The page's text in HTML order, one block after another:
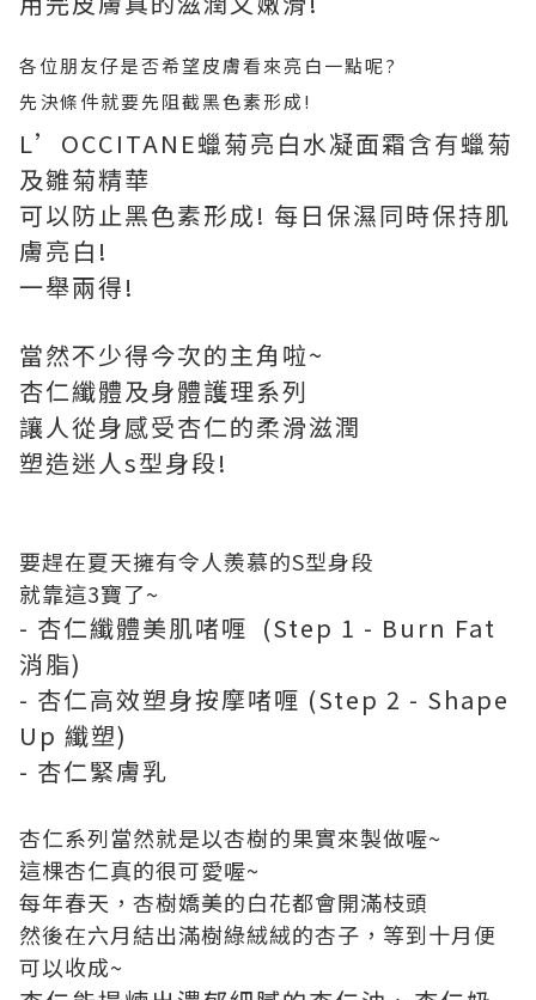
各位朋友仔是否希望皮膚看來亮白一點呢?
先決條件就要先阻截黑色素形成!
L’OCCITANE蠟菊亮白水凝面霜含有蠟菊
及雛菊精華
可以防止黑色素形成! 每日保濕同時保持肌
膚亮白!
一舉兩得!
當然不少得今次的主角啦~
杏仁纖體及身體護理系列
讓人從身感受杏仁的柔滑滋潤
塑造迷人s型身段!
要趕在夏天擁有令人羨慕的S型身段
就靠這3寶了~
- 杏仁纖體美肌啫喱 (Step 1 - Burn Fat
消脂)
- 杏仁高效塑身按摩啫喱 (Step 2 - Shape
Up 纖塑)
- 杏仁緊膚乳
杏仁系列當然就是以杏樹的果實來製做喔~
這棵杏仁真的很可愛喔~
每年春天，杏樹嬌美的白花都會開滿枝頭
然後在六月結出滿樹綠絨絨的杏子，等到十月便
可以收成~